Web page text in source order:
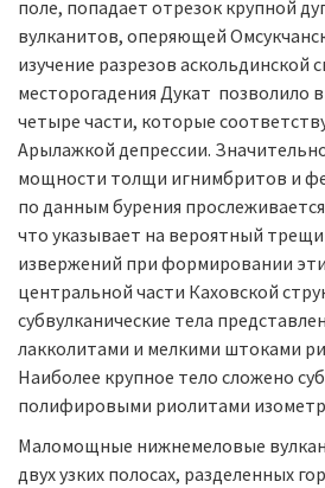
поле, попадает отрезок крупной
вулканитов, оперяющей
изучение разрезов аскольдинской
месторогадения Дукат позволило
четыре части, которые
Арылажкой депрессии.
мощности толщи игнимбритов и
по данным бурения
что указывает на вероятный
извержений при формировании
центральной части Каховской
субвулканические тела
лакколитами и мелкими штоками
Наиболее крупное тело сложено
полифировыми риолитами
Маломощные нижнемеловые
двух узких полосах, разделенных